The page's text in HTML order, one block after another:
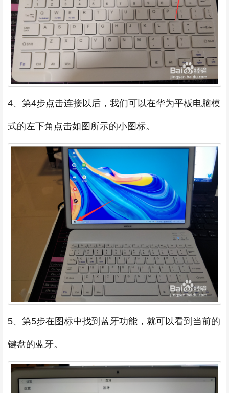
4、第4步点击连接以后，我们可以在华为平板电脑模
式的左下角点击如图所示的小图标。
5、第5步在图标中找到蓝牙功能，就可以看到当前的
键盘的蓝牙。